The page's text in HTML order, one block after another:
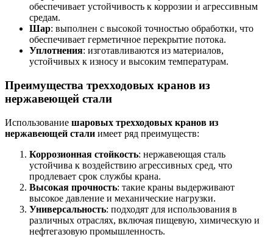
обеспечивает устойчивость к коррозии и агрессивным
средам.
Шар: выполнен с высокой точностью обработки, что
обеспечивает герметичное перекрытие потока.
Уплотнения: изготавливаются из материалов,
устойчивых к износу и высоким температурам.
Преимущества трехходовых кранов из
нержавеющей стали
Использование шаровых трехходовых кранов из
нержавеющей стали имеет ряд преимуществ:
Коррозионная стойкость: нержавеющая сталь
устойчива к воздействию агрессивных сред, что
продлевает срок службы крана.
Высокая прочность: такие краны выдерживают
высокое давление и механические нагрузки.
Универсальность: подходят для использования в
различных отраслях, включая пищевую, химическую и
нефтегазовую промышленность.